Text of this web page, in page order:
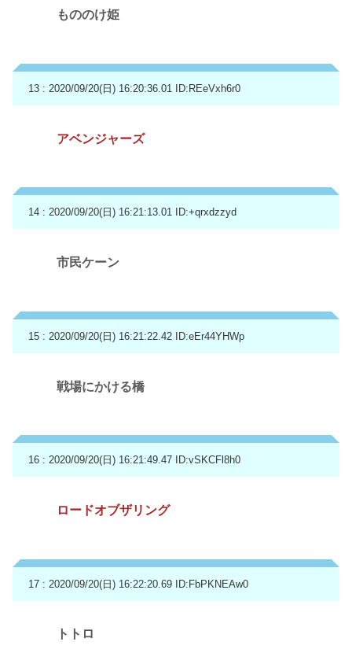
もののけ姫
13 : 2020/09/20(日) 16:20:36.01 ID:REeVxh6r0
アベンジャーズ
14 : 2020/09/20(日) 16:21:13.01 ID:+qrxdzzyd
市民ケーン
15 : 2020/09/20(日) 16:21:22.42 ID:eEr44YHWp
戦場にかける橋
16 : 2020/09/20(日) 16:21:49.47 ID:vSKCFl8h0
ロードオブザリング
17 : 2020/09/20(日) 16:22:20.69 ID:FbPKNEAw0
トトロ